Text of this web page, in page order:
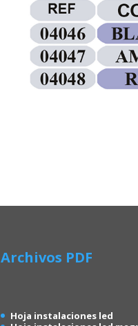
Archivos PDF
Hoja instalaciones led